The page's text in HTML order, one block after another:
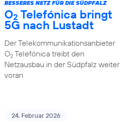
BESSERES NETZ FÜR DIE SÜDPFALZ
O2 Telefónica bringt
5G nach Lustadt
Der Telekommunikationsanbieter
O2Telefónica treibt den
Netzausbau in der Südpfalz weiter
voran
24. Februar 2026